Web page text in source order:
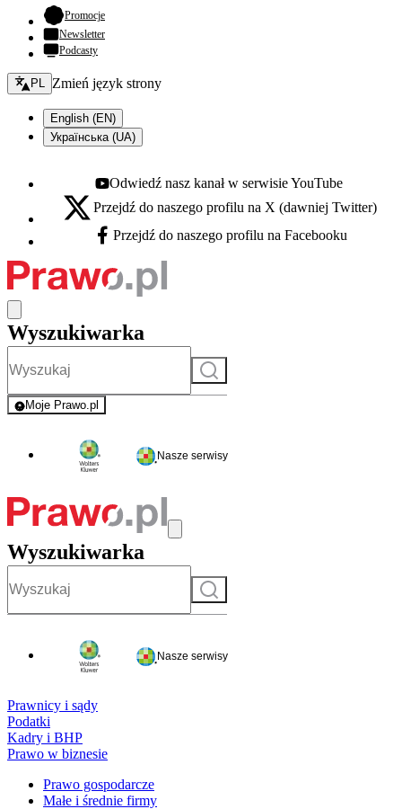
Promocje- otwiera się w nowej karcie
Newsletter
Podcasty
Zmień język - bieżący:
PL Zmień język strony
English (EN)
Українська (UA)
Youtube - otwiera się w nowej karcie
Odwiedź nasz kanał w serwisie YouTube
X - otwiera się w nowej karcie
Przejdź do naszego profilu na X (dawniej Twitter)
Facebook - otwiera się w nowej karcie
Przejdź do naszego profilu na Facebooku
Wyszukiwarka
Szukaj
Moje Prawo.pl
- rejestracja i logowanie do serwisu
Nasze serwisy
Wyszukiwarka
Szukaj
Nasze serwisy
Prawnicy i sądy
Podatki
Kadry i BHP
Prawo w biznesie
Prawo gospodarcze
Małe i średnie firmy